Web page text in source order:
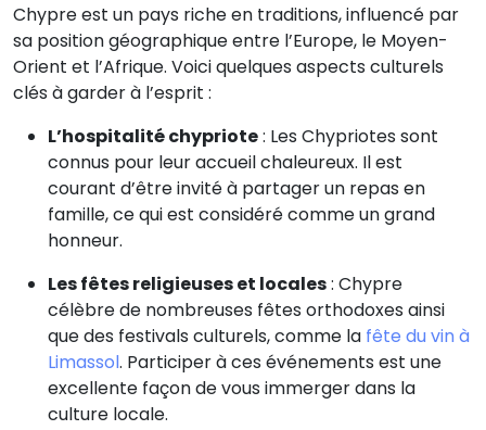
Chypre est un pays riche en traditions, influencé par
sa position géographique entre l’Europe, le Moyen-
Orient et l’Afrique. Voici quelques aspects culturels
clés à garder à l’esprit :
L’hospitalité chypriote: Les Chypriotes sont
connus pour leur accueil chaleureux. Il est
courant d’être invité à partager un repas en
famille, ce qui est considéré comme un grand
honneur.
Les fêtes religieuses et locales: Chypre
célèbre de nombreuses fêtes orthodoxes ainsi
que des festivals culturels, comme la fête du vin à
Limassol. Participer à ces événements est une
excellente façon de vous immerger dans la
culture locale.